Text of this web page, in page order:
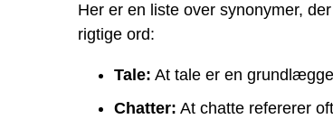
Her er en liste over synonymer,
rigtige ord:
Tale: At tale er en
Chatter: At chatte refererer